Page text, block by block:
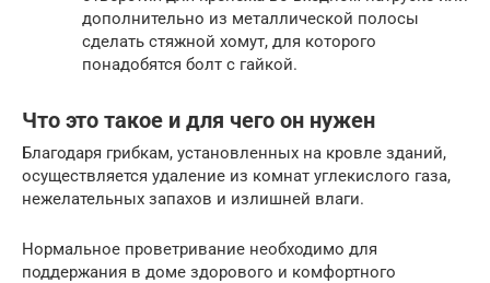
дополнительно из металлической полосы
сделать стяжной хомут, для которого
понадобятся болт с гайкой.
Что это такое и для чего он нужен
Благодаря грибкам, установленных на кровле зданий,
осуществляется удаление из комнат углекислого газа,
нежелательных запахов и излишней влаги.
Нормальное проветривание необходимо для
поддержания в доме здорового и комфортного